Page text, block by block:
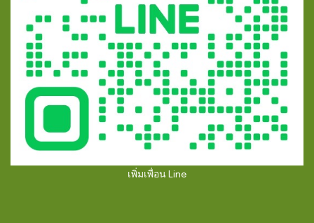
เพิ่มเพื่อน Line